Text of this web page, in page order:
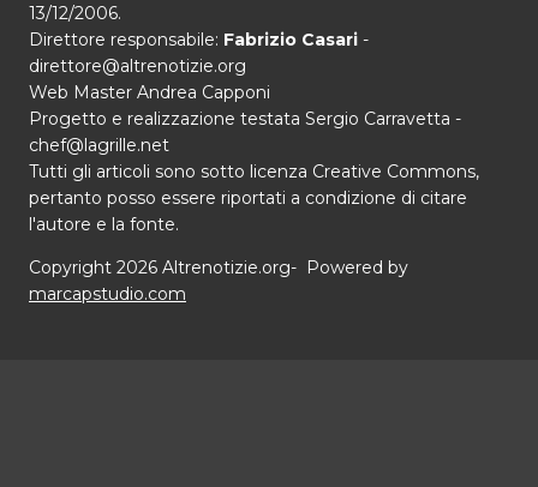
13/12/2006.
Direttore responsabile: Fabrizio Casari -
direttore@altrenotizie.org
Web Master Andrea Capponi
Progetto e realizzazione testata Sergio Carravetta -
chef@lagrille.net
Tutti gli articoli sono sotto licenza Creative Commons,
pertanto posso essere riportati a condizione di citare
l'autore e la fonte.
Copyright 2026 Altrenotizie.org- Powered by
marcapstudio.com